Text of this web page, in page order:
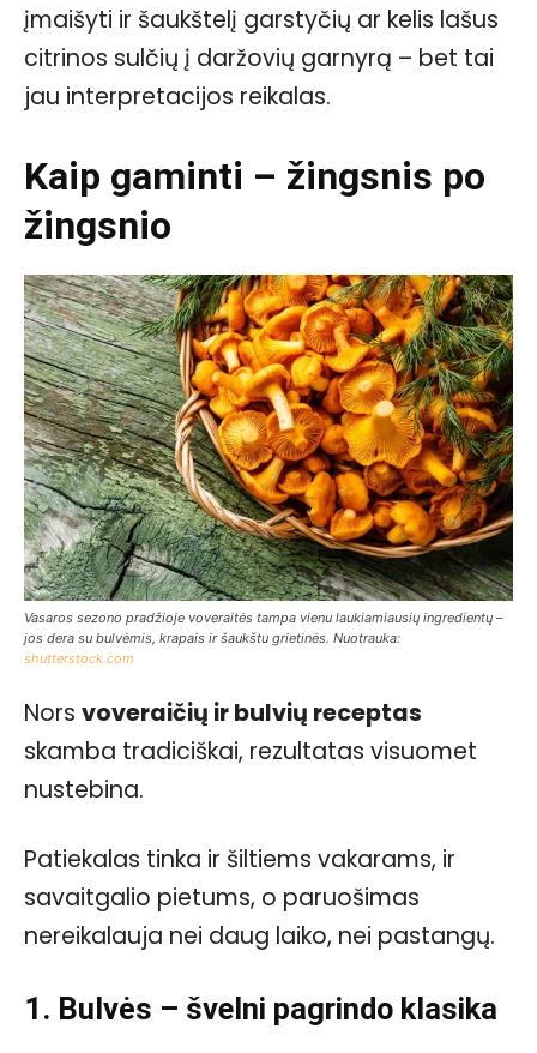
įmaišyti ir šaukštelį garstyčių ar kelis lašus
citrinos sulčių į daržovių garnyrą – bet tai
jau interpretacijos reikalas.
Kaip gaminti – žingsnis po
žingsnio
Vasaros sezono pradžioje voveraitės tampa vienu laukiamiausių ingredientų –
jos dera su bulvėmis, krapais ir šaukštu grietinės. Nuotrauka:
shutterstock.com
Nors voveraičių ir bulvių receptas
skamba tradiciškai, rezultatas visuomet
nustebina.
Patiekalas tinka ir šiltiems vakarams, ir
savaitgalio pietums, o paruošimas
nereikalauja nei daug laiko, nei pastangų.
1. Bulvės – švelni pagrindo klasika